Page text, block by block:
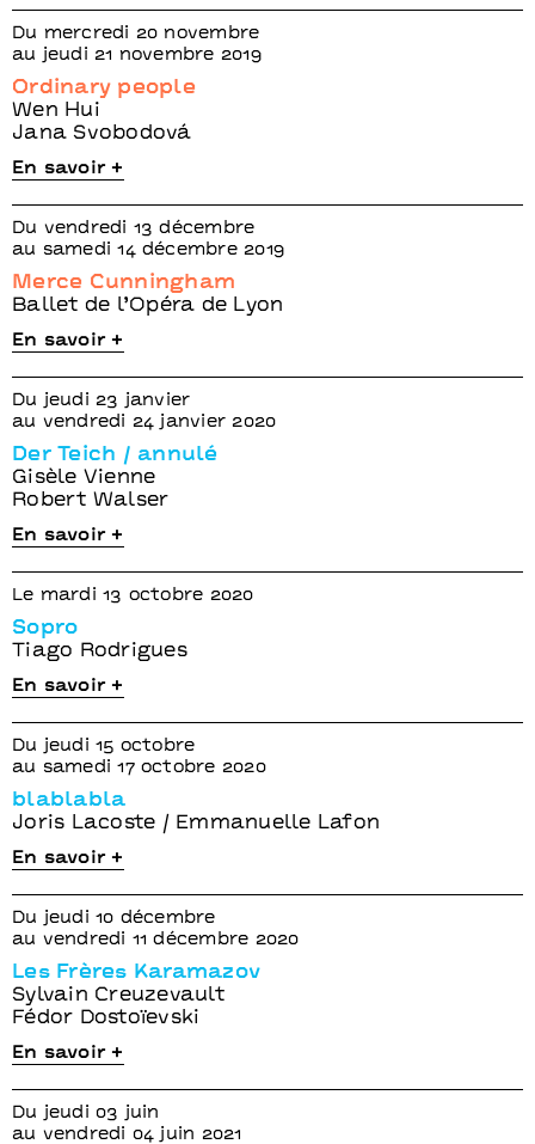
Du mercredi 20 novembre
au jeudi 21 novembre 2019
Ordinary people
Wen Hui
Jana Svobodová
En savoir +
Du vendredi 13 décembre
au samedi 14 décembre 2019
Merce Cunningham
Ballet de l’Opéra de Lyon
En savoir +
Du jeudi 23 janvier
au vendredi 24 janvier 2020
Der Teich / annulé
Gisèle Vienne
Robert Walser
En savoir +
Le mardi 13 octobre 2020
Sopro
Tiago Rodrigues
En savoir +
Du jeudi 15 octobre
au samedi 17 octobre 2020
blablabla
Joris Lacoste / Emmanuelle Lafon
En savoir +
Du jeudi 10 décembre
au vendredi 11 décembre 2020
Les Frères Karamazov
Sylvain Creuzevault
Fédor Dostoïevski
En savoir +
Du jeudi 03 juin
au vendredi 04 juin 2021